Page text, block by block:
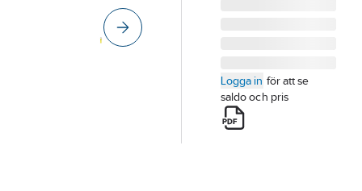
Logga in för att se
saldo och pris